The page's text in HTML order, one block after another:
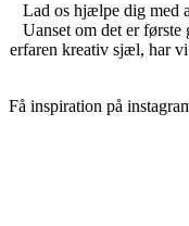
Lad os hjælpe dig med
Uanset om det er
erfaren kreativ sjæl, har vi
Få inspiration på